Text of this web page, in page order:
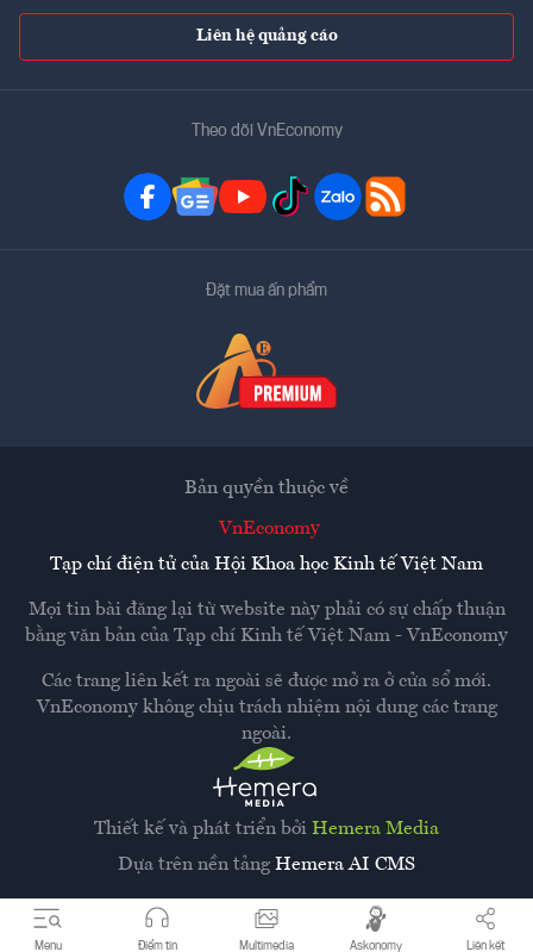
Menu Điểm tin Multimedia Askonomy Liên kết
Liên hệ quảng cáo
Theo dõi VnEconomy
Đặt mua ấn phẩm
Thiết kế và phát triển bởi Hemera Media
Dựa trên nền tảng Hemera AI CMS
Bản quyền thuộc về
VnEconomy
Tạp chí điện tử của Hội Khoa học Kinh tế Việt Nam
Mọi tin bài đăng lại từ website này phải có sự chấp thuận
bằng văn bản của Tạp chí Kinh tế Việt Nam - VnEconomy
Các trang liên kết ra ngoài sẽ được mở ra ở cửa sổ mới.
VnEconomy không chịu trách nhiệm nội dung các trang
ngoài.